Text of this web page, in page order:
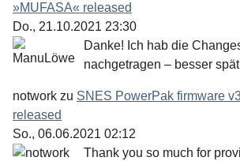
»MUFASA« released
Do., 21.10.2021 23:30
Danke! Ich hab die
nachgetragen – besser
notwork zu SNES PowerPak firmware
released
So., 06.06.2021 02:12
Thank you so much for